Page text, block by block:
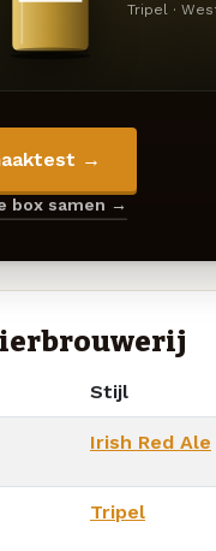
Tripel ·
→
box samen →
Stijl
Irish Red Ale
Tripel